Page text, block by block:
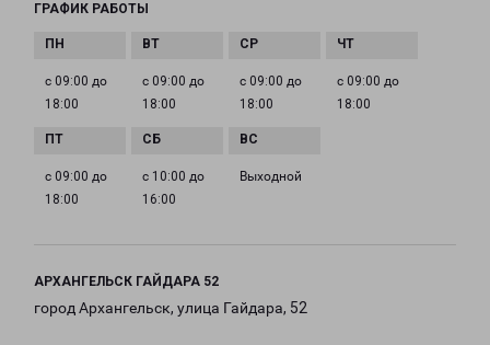
ГРАФИК РАБОТЫ
с 09:00 до
18:00
с 09:00 до
18:00
с 09:00 до
18:00
с 09:00 до
18:00
с 09:00 до
18:00
с 10:00 до
16:00
Выходной
АРХАНГЕЛЬСК ГАЙДАРА 52
город Архангельск, улица Гайдара, 52